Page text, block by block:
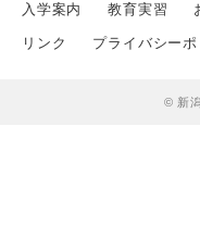
入学案内
教育実習
リンク プライバシー
© 新